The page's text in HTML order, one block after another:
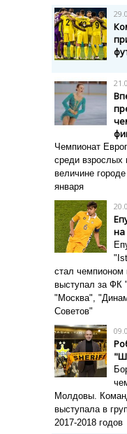
Чемпионат
среди взрослых
величине
января
на
стал чемпионом
выступал за
"Москва",
Советов"
Молдовы.
выступала в
2017-2018 годов